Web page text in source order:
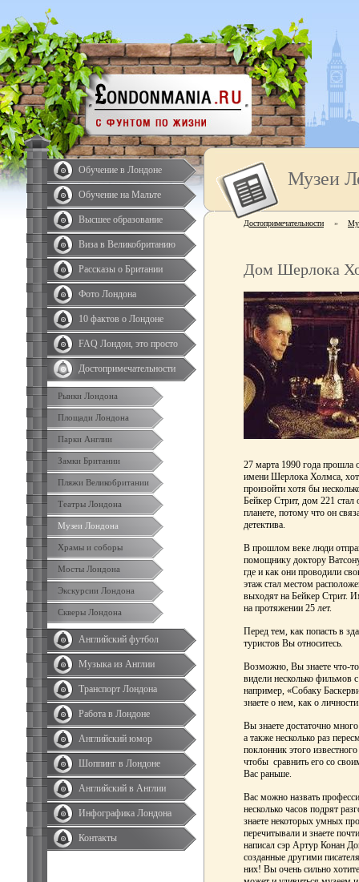
Обучение в Лондоне
Обучение на Мальте
Высшее образование
Виза в Великобританию
Рассказы о Британии
Фото Лондона
10 фактов о Лондоне
FAQ Лондон, это просто
Достопримечательности
Рынки Лондона
Площади Лондона
Парки Англии
Замки Британии
Пляжи Великобритании
Театры Лондона
Музеи Лондона
Храмы и соборы
Мосты Лондона
Экскурсии Лондона
Скверы Лондона
Английский футбол
Музыка из Англии
Транспорт Лондона
Работа в Лондоне
Английский юмор
Шоппинг в Лондоне
Английский в Англии
Инфографика Лондона
Контакты
Музеи
Достопримечательности »
Дом Шерлока
27 марта 1990 года прошла
имени Шерлока Холмса,
произойти хотя бы
Бейкер Стрит, дом 221
планете, потому что он
детектива.
В прошлом веке люди
помощнику доктору
где и как они проводили
этаж стал местом
выходят на Бейкер Стрит.
на протяжении 25 лет.
Перед тем, как попасть в
туристов Вы относитесь.
Возможно, Вы знаете что-
видели несколько фильмов
например, «Собаку
знаете о нем, как о
Вы знаете достаточно
а также несколько раз
поклонник этого
чтобы сравнить его со
Вас раньше.
Вас можно назвать
несколько часов подрят
знаете некоторых умных
перечитывали и знаете
написал сэр Артур Конан
созданные другими
них! Вы очень сильно